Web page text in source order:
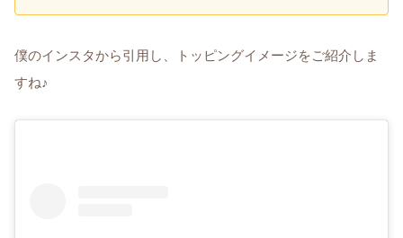
僕のインスタから引用し、トッピングイメージをご紹介しま
すね♪